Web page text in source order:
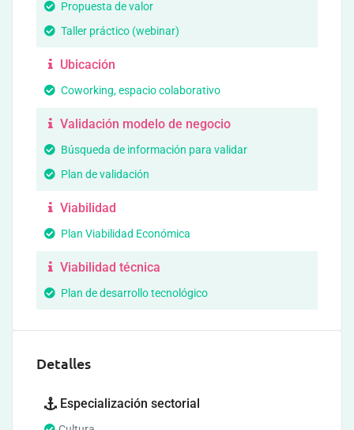
Propuesta de valor
Taller práctico (webinar)
Ubicación
Coworking, espacio colaborativo
Validación modelo de negocio
Búsqueda de información para validar
Plan de validación
Viabilidad
Plan Viabilidad Económica
Viabilidad técnica
Plan de desarrollo tecnológico
Detalles
Especialización sectorial